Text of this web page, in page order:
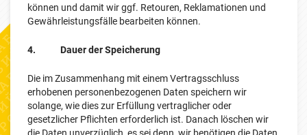
können und damit wir ggf. Retouren, Reklamationen und
Gewährleistungsfälle bearbeiten können.
4. Dauer der Speicherung
Die im Zusammenhang mit einem Vertragsschluss
erhobenen personenbezogenen Daten speichern wir
solange, wie dies zur Erfüllung vertraglicher oder
gesetzlicher Pflichten erforderlich ist. Danach löschen wir